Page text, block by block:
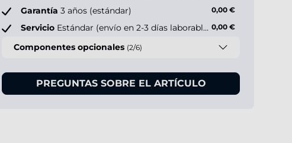
Garantía 3 años (estándar) 0,00 €
Servicio Estándar (envío en 2-3 días laborables) 0,00 €
Componentes opcionales (2/6)
PREGUNTAS SOBRE EL ARTÍCULO